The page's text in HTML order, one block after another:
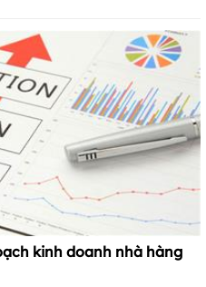
kinh doanh nhà hàng